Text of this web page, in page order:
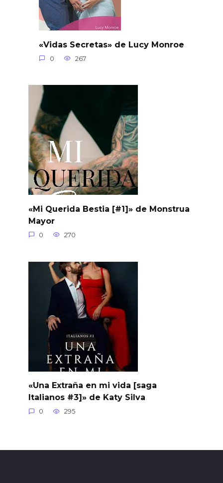
«Vidas Secretas» de Lucy Monroe
0 267
«Mi Querida Bestia [#1]» de Monstrua
Mayor
0 270
«Una Extraña en mi vida [saga
Italianos #3]» de Katy Silva
0 295